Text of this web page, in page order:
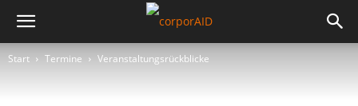
Start Termine Veranstaltungsrückblicke